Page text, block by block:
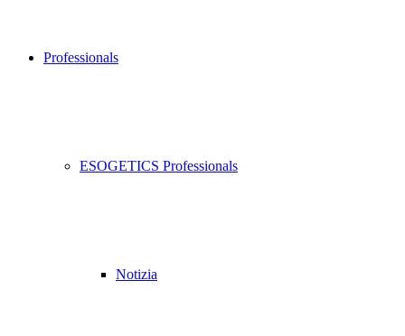
Professionals
ESOGETICS Professionals
Notizia